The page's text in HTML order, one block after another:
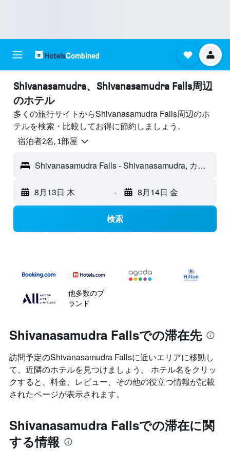
Shivanasamudra​、Shivanasamudra Falls周辺
のホテル
多くの旅行サイトからShivanasamudra Falls周辺のホ
テルを検索・比較してお得に節約しましょう。
宿泊者2名, 1​部屋
Shivanasamudra Falls - Shivanasamudra, カルナータカ州, インド
8月13日 木 - 8月14日 金
検索
他多数のブ
ランド
Shivanasamudra Fallsでの滞在先
訪問予定のShivanasamudra Fallsに近いエリアに移動し
て、近隣のホテルを見つけましょう。 ホテル名をクリッ
クすると、料金、レビュー、その他の役立つ情報が記載
されたページが表示されます。
Shivanasamudra Fallsでの滞在に関
する情報